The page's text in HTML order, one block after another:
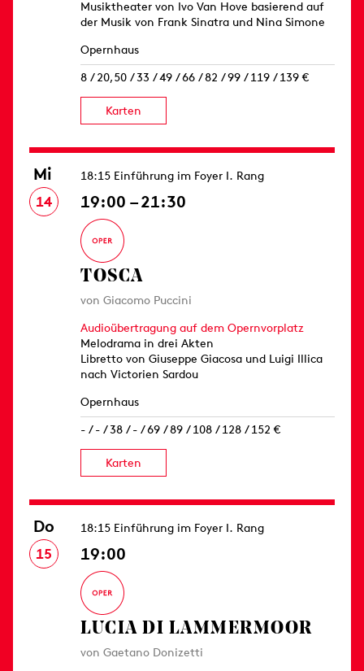
Musiktheater von Ivo Van Hove basierend auf
der Musik von Frank Sinatra und Nina Simone
Opernhaus
8 / 20,50 / 33 / 49 / 66 / 82 / 99 / 119 / 139 €
Karten
Mi
14
18:15 Einführung im Foyer I. Rang
19:00 – 21:30
TOSCA
von Giacomo Puccini
Audioübertragung auf dem Opernvorplatz
Melodrama in drei Akten
Libretto von Giuseppe Giacosa und Luigi Illica
nach Victorien Sardou
Opernhaus
- / - / 38 / - / 69 / 89 / 108 / 128 / 152 €
Karten
Do
15
18:15 Einführung im Foyer I. Rang
19:00
LUCIA DI LAMMERMOOR
von Gaetano Donizetti